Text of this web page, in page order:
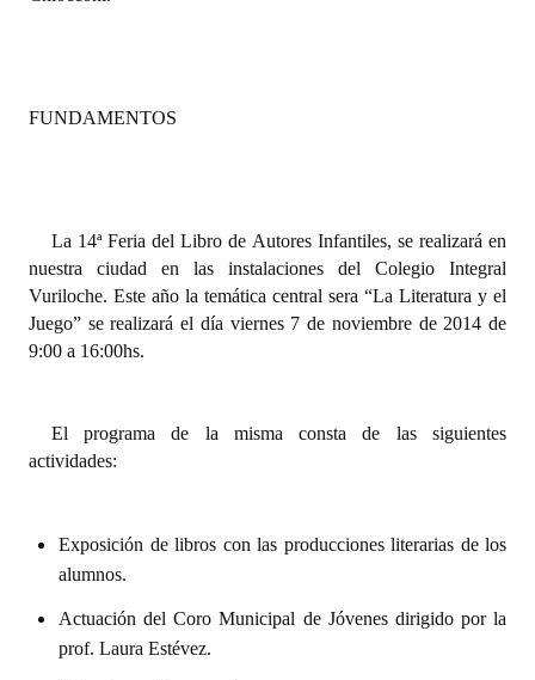
INSTITUCIONAL
Antiguos Pobladores
Noticias Destacadas
Datos Históricos
Audiencias Públicas - Registro
Periodistas Decanos - Registro
FUNDAMENTOS
La 14ª Feria del Libro de Autores Infantiles, se realizará en
nuestra ciudad en las instalaciones del Colegio Integral
Vuriloche. Este año la temática central sera “La Literatura y el
Juego” se realizará el día viernes 7 de noviembre de 2014 de
9:00 a 16:00hs.
El programa de la misma consta de las siguientes
actividades:
Exposición de libros con las producciones literarias de los
alumnos.
Actuación del Coro Municipal de Jóvenes dirigido por la
prof. Laura Estévez.